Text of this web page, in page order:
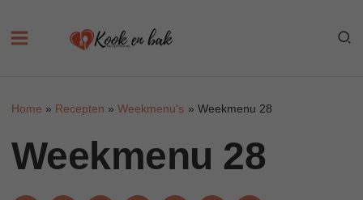
Home Recepten Weekmenu's Weekmenu 28
Weekmenu 28